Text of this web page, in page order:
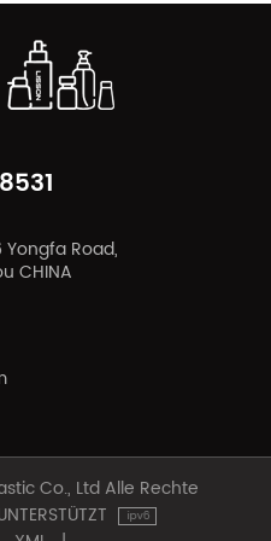
ERFAHREN SIE
Yongfa Road,
CHINA
Co., Ltd Alle Rechte